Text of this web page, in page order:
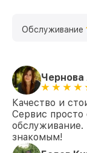
Обслуживание
Чернова
Качество и
Сервис просто
знакомым!